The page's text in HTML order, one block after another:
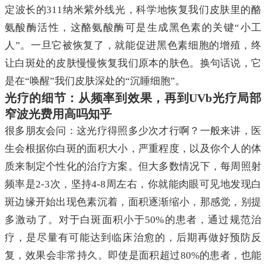
定波长的311纳米紫外线光，科学地恢复我们皮肤里的酪
氨酸酶活性，这酪氨酸酶可是生成黑色素的关键“小工
人”。一旦它被恢复了，就能促进黑色素细胞的增殖，终
让白斑处的皮肤慢慢恢复我们原本的肤色。换句话说，它
是在“唤醒”我们皮肤深处的“沉睡细胞”。
光疗的细节：从频率到效果，再到UVb光疗局部
窄波光费用高吗知乎
很多朋友会问：这光疗得照多少次才行啊？一般来讲，医
生会根据你白斑的面积大小，严重程度，以及你个人的体
质来制定个性化的治疗方案。但大多数情况下，每周照射
频率是2-3次，坚持4-8周左右，你就能肉眼可见地发现白
斑边缘开始出现色素沉着，面积逐渐缩小，那感觉，别提
多激动了。对于白斑面积小于50%的患者，通过规范治
疗，是尽量有可能达到临床治愈的，后期再做好预防反
复，效果会非常持久。即使是面积超过80%的患者，也能